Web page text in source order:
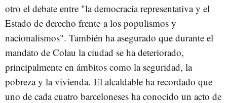
otro el debate entre "la democracia representativa y el
Estado de derecho frente a los populismos y
nacionalismos". También ha asegurado que durante el
mandato de Colau la ciudad se ha deteriorado,
principalmente en ámbitos como la seguridad, la
pobreza y la vivienda. El alcaldable ha recordado que
uno de cada cuatro barceloneses ha conocido un acto de